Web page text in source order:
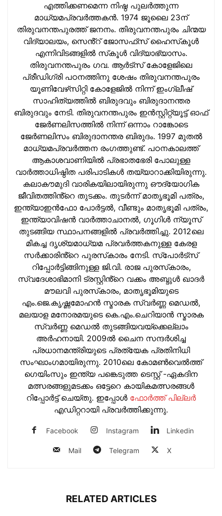
എത്തിക്കണമെന്ന നിഷ്ഠ പുലര്‍ത്തുന്ന
മാധ്യമപ്രവര്‍ത്തകന്‍. 1974 ജൂലൈ 23ന്
തിരുവനന്തപുരത്ത് ജനനം. തിരുവനന്തപുരം ചിന്മയ
വിദ്യാലയം, സെൻ്റ് ജോസഫ്‌സ് ഹൈസ്‌കൂള്‍
എന്നിവിടങ്ങളില്‍ സ്‌കൂള്‍ വിദ്യാഭ്യാസം.
തിരുവനന്തപുരം ഗവ. ആര്‍ട്‌സ് കോളേജിലെ
പ്രീഡിഗ്രി പഠനത്തിനു ശേഷം തിരുവനന്തപുരം
യൂണിവേഴ്‌സിറ്റി കോളേജില്‍ നിന്ന് ഇംഗ്ലീഷ്
സാഹിത്യത്തില്‍ ബിരുദവും ബിരുദാനന്തര
ബിരുദവും നേടി. തിരുവനന്തപുരം ഇന്‍സ്റ്റിറ്റ്യൂട്ട് ഓഫ്
ജേര്‍ണലിസത്തില്‍ നിന്ന് ഒന്നാം റാങ്കോടെ
ജേര്‍ണലിസം ബിരുദാനന്തര ബിരുദം. 1997 മുതല്‍
മാധ്യമപ്രവര്‍ത്തന രംഗത്തുണ്ട്. പഠനകാലത്ത്
ആകാശവാണിയില്‍ പ്രഭാതഭേരി പോലുള്ള
വാര്‍ത്താധിഷ്ഠിത പരിപാടികള്‍ തയ്യാറാക്കിയിരുന്നു.
കലാകൗമുദി വാരികയിലായിരുന്നു ഔദ്യോഗിക
ജീവിതത്തിൻ്റെ തുടക്കം. തുടര്‍ന്ന് മാതൃഭൂമി പത്രം,
ഇന്ത്യാഇന്‍ഫോ പോർട്ടൽ, വീണ്ടും മാതൃഭൂമി പത്രം,
ഇന്ത്യാവിഷന്‍ വാർത്താചാനൽ, ഗൂഗിൾ ന്യൂസ്
തുടങ്ങിയ സ്ഥാപനങ്ങളില്‍ പ്രവര്‍ത്തിച്ചു. 2012ലെ
മികച്ച ദൃശ്യമാധ്യമ പ്രവര്‍ത്തകനുള്ള കേരള
സർക്കാരിൻ്റെ പുരസ്‌കാരം നേടി. സ്പോർട്സ്
റിപ്പോർട്ടിങ്ങിനുള്ള ജി.വി. രാജ പുരസ്‌കാരം,
സ്വദേശാഭിമാനി ട്രസ്റ്റിൻ്റെ വക്കം അബ്ദുള്‍ ഖാദര്‍
മൗലവി പുരസ്‌കാരം, മാതൃഭൂമിയുടെ
എം.ജെ.കൃഷ്ണമോഹന്‍ സ്മാരക സ്വര്‍ണ്ണ മെഡല്‍,
മലയാള മനോരമയുടെ കെ.എം.ചെറിയാന്‍ സ്മാരക
സ്വര്‍ണ്ണ മെഡല്‍ തുടങ്ങിയവയ്‌ക്കെല്ലാം
അര്‍ഹനായി. 2009ല്‍ ചൈന സന്ദര്‍ശിച്ച
പ്രധാനമന്ത്രിയുടെ പ്രത്യേക പ്രതിനിധി
സംഘാംഗമായിരുന്നു. 2010ലെ കോമണ്‍വെല്‍ത്ത്
ഗെയിംസും ഇന്ത്യ പങ്കെടുത്ത ടെസ്റ്റ് -ഏകദിന
മത്സരങ്ങളുമടക്കം ഒട്ടേറെ കായികമത്സരങ്ങള്‍
റിപ്പോര്‍ട്ട് ചെയ്തു. ഇപ്പോള്‍ ഫോ‍ർത്ത് പില്ല‍ർ
എഡിറ്ററായി പ്രവ‍ർത്തിക്കുന്നു.
Facebook Instagram Linkedin
Mail Telegram X
RELATED ARTICLES